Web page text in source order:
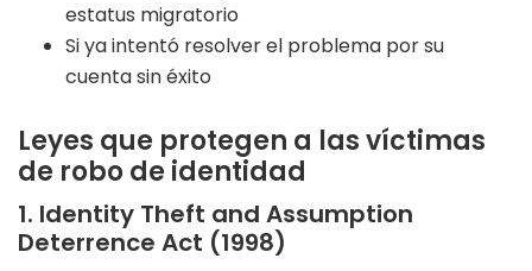
estatus migratorio
Si ya intentó resolver el problema por su
cuenta sin éxito
Leyes que protegen a las víctimas
de robo de identidad
1. Identity Theft and Assumption
Deterrence Act (1998)